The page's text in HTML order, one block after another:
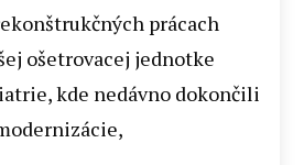
prácach
ošetrovacej jednotke
kde nedávno dokončili